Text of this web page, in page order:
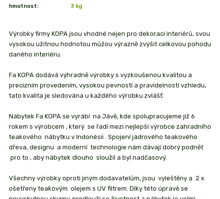
hmotnost:
3 kg
Výrobky firmy KOPA jsou vhodné nejen pro dekoraci interiérů, svou
vysokou užitnou hodnotou můžou výrazně zvýšit celkovou pohodu
daného interiéru.
Fa KOPA dodává výhradně výrobky s vyzkoušenou kvalitou a
precizním provedením, vysokou pevností a pravidelností vzhledu,
tato kvalita je sledována u každého výrobku zvlášť.
Nábytek Fa KOPA se vyrábí na Jávě, kde spolupracujeme již 6
rokem s výrobcem , který se řadí mezi nejlepší výrobce zahradního
teakového nábytku v Indonésii . Spojení jádrového teakového
dřeva, designu a moderní technologie nám dávají dobrý podnět
pro to , aby nábytek dlouho sloužil a byl nadčasový.
Všechny výrobky oproti jiným dodavatelům, jsou vyleštěny a 2 x
ošetřeny teakovým olejem s UV filtrem. Díky této úpravě se